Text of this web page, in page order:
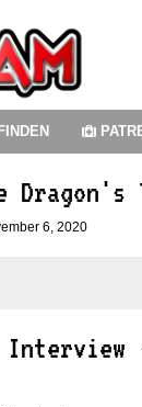
6, 2020